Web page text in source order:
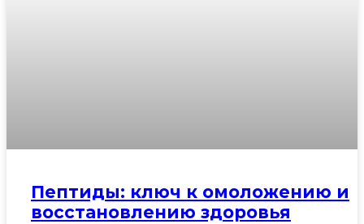
Пептиды: ключ к омоложению и
восстановлению здоровья